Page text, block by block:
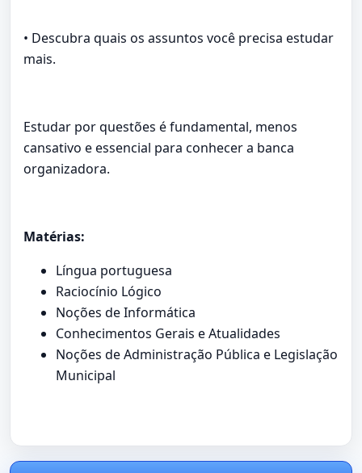
• Descubra quais os assuntos você precisa estudar
mais.
Estudar por questões é fundamental, menos
cansativo e essencial para conhecer a banca
organizadora.
Matérias:
Língua portuguesa
Raciocínio Lógico
Noções de Informática
Conhecimentos Gerais e Atualidades
Noções de Administração Pública e Legislação
Municipal